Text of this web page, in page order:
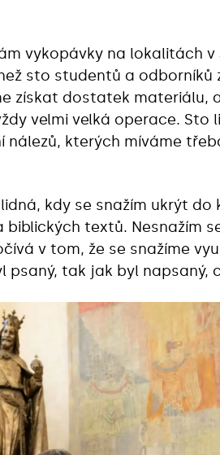
vykopávky na lokalitách v
sto studentů a odborníků
získat dostatek materiálu,
velmi velká operace. Sto
kterých míváme
kdy se snažím ukrýt
textů. Nesnažím
v tom, že se snažíme
tak jak byl napsaný,